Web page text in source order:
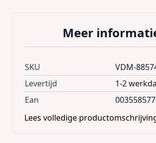
Meer
SKU
VDM-
Levertijd
1-2
Ean
Lees volledige